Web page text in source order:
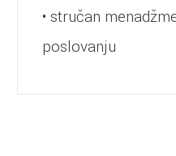
• stručan
poslovanju